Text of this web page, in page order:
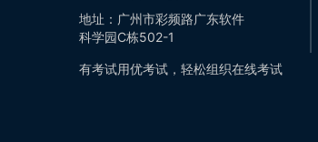
地址：广州市彩频路广东软件
科学园C栋502-1
有考试用优考试，轻松组织在线考试